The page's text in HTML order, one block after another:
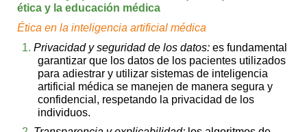
ética y la educación médica
Ética en la inteligencia artificial médica
1. Privacidad y seguridad de los datos: es fundamental
garantizar que los datos de los pacientes utilizados
para adiestrar y utilizar sistemas de inteligencia
artificial médica se manejen de manera segura y
confidencial, respetando la privacidad de los
individuos.